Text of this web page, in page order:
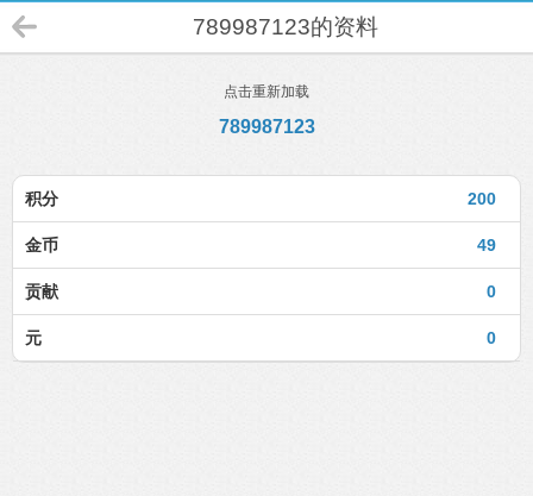
789987123的资料
点击重新加载
789987123
200
积分
49
金币
0
贡献
0
元